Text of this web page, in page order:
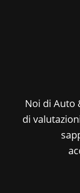
Noi di Auto
di